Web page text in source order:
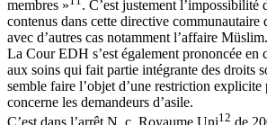
membres »
. C’est justement l’impossibilité
contenus dans cette directive
avec d’autres cas notamment l’affaire Müslim.
La Cour EDH s’est également prononcée en
aux soins qui fait partie intégrante des droits
semble faire l’objet d’une restriction
concerne les demandeurs d’asile.
12